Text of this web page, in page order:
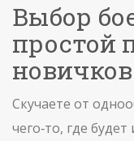
Выбор
простой
новичков
Скучаете от
чего‑то, где